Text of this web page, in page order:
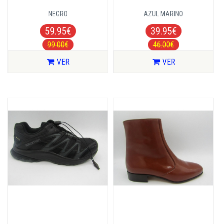
NEGRO
59.95€
99.00€
VER
AZUL MARINO
39.95€
46.00€
VER